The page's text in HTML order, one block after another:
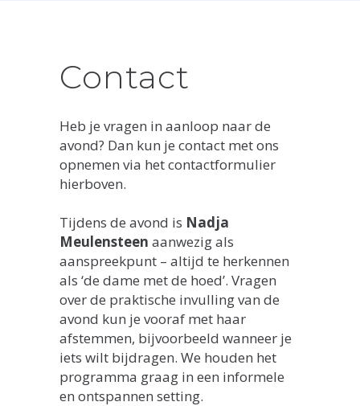
Contact
Heb je vragen in aanloop naar de
avond? Dan kun je contact met ons
opnemen via het contactformulier
hierboven.
Tijdens de avond is Nadja
Meulensteen aanwezig als
aanspreekpunt – altijd te herkennen
als ‘de dame met de hoed’. Vragen
over de praktische invulling van de
avond kun je vooraf met haar
afstemmen, bijvoorbeeld wanneer je
iets wilt bijdragen. We houden het
programma graag in een informele
en ontspannen setting.